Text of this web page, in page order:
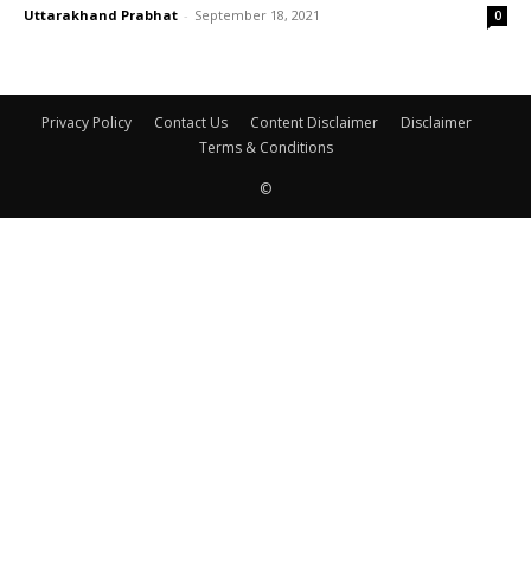
Uttarakhand Prabhat - September 18, 2021 0
Privacy Policy Contact Us Content Disclaimer
Disclaimer
Terms & Conditions
©